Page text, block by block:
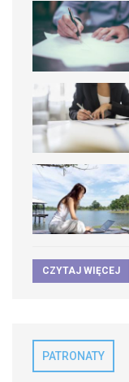
CZYTAJ WIĘCEJ
PATRONATY